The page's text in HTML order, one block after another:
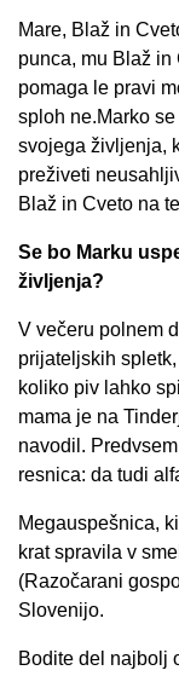
Mare, Blaž in
punca, mu Blaž in
pomaga le pravi
sploh ne.Marko
svojega življenja,
preživeti
Blaž in Cveto na
Se bo Marku
življenja?
V večeru polnem
prijateljskih
koliko piv lahko
mama je na
navodil.
resnica: da tudi
Megauspešnica,
krat spravila v
(Razočarani
Slovenijo.
Bodite del najbolj